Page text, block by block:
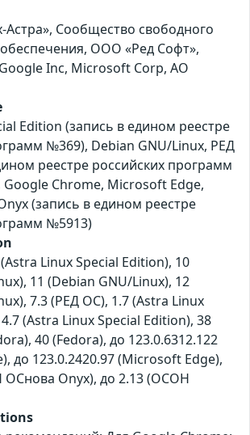
Сообщество свободного
ООО «Ред Софт»,
Inc, Microsoft Corp, АО
Edition (запись в едином реестре
№369), Debian GNU/Linux, РЕД
реестре российских программ
Chrome, Microsoft Edge,
(запись в едином реестре
№5913)
Linux Special Edition), 10
11 (Debian GNU/Linux), 12
7.3 (РЕД ОС), 1.7 (Astra Linux
(Astra Linux Special Edition), 38
40 (Fedora), до 123.0.6312.122
до 123.0.2420.97 (Microsoft Edge),
ОСнова Оnyx), до 2.13 (ОСОН